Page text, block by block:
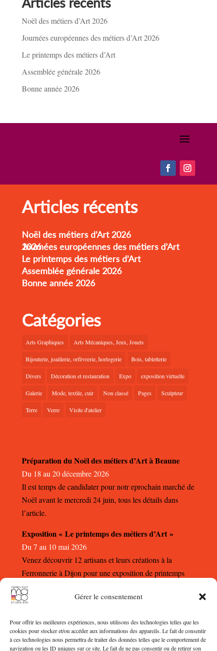
Gérer le consentement
Pour offrir les meilleures expériences, nous utilisons des technologies telles que les
cookies pour stocker et/ou accéder aux informations des appareils. Le fait de consentir
à ces technologies nous permettra de traiter des données telles que le comportement de
navigation ou les ID uniques sur ce site. Le fait de ne pas consentir ou de retirer son
Noël des métiers d’Art 2026
Journées européennes des métiers d’Art 2026
Le printemps des métiers d’Art
Assemblée générale 2026
Bonne année 2026
Articles récents
Noël des métiers d’Art 2026
Journées européennes des métiers d’Art 2026
Le printemps des métiers d’Art
Assemblée générale 2026
Bonne année 2026
Catégories
Arts Graphiques Arts Mécaniques, Jeux, Jouets
Bijouterie, joaillerie, orfèvrerie, horlogerie Bois, tabletterie
Divers Décoration et restauration Expo exposition virtuelle
Galerie Mode, textile, cuir Non classé Pages Sculpteur
Terre Verre Visite d'atelier
Préparation du Noël des métiers d’Art à Beaune
Du 18 au 20 décembre 2026
Il est temps de candidater pour notr eprochain marché de
Noël avant le mercredi 24 juin, tous les détails dans
l’article.
Exposition « Le printemps des métiers d’Art »
Du 7 au 10 mai 2026
Venez découvrir 12 artisans et leurs créations à la
Ferronnerie à Dijon pour une exposition de printemps
autour des métiers d’Art.